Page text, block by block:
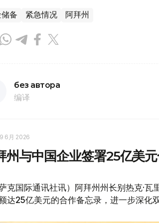
备 紧急情况 阿拜州
без автора
编译
6月 2026
州与中国企业签署25亿美
萨克国际通讯社讯）阿拜州州长别热克·
达25亿美元的合作备忘录，进一步深化